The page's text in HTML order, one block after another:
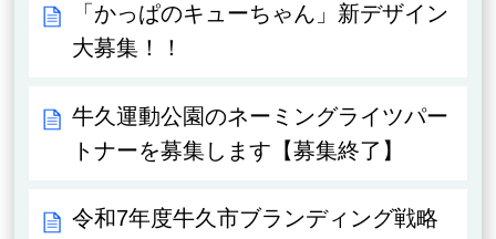
「かっぱのキューちゃん」新デザイン
大募集！！
牛久運動公園のネーミングライツパー
トナーを募集します【募集終了】
令和7年度牛久市ブランディング戦略